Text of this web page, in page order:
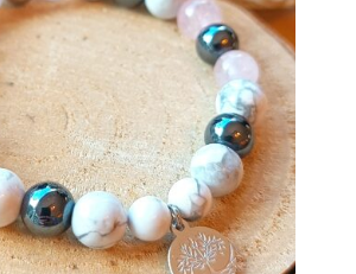
peuvent
être
choisies
sur
la
page
du
produit